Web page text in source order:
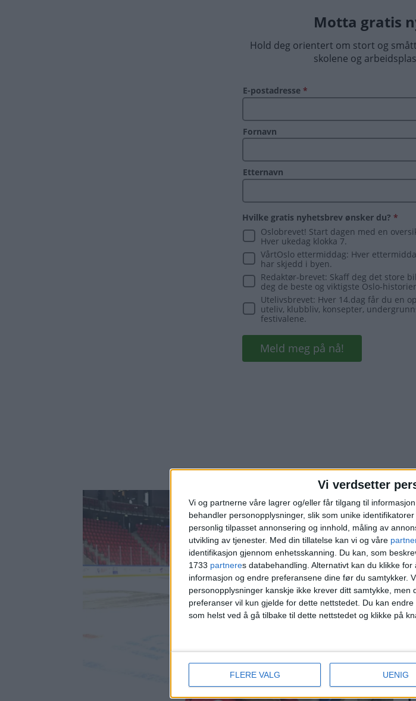
Vi verdsetter
Vi og partnerne våre lagrer og/eller får tilgang til
behandler personopplysninger, slik som unike
personlig tilpasset annonsering og innhold, måling av
utvikling av tjenester. Med din tillatelse kan vi og våre
identifikasjon gjennom enhetsskanning. Du kan, som
1733 partneres databehandling. Alternativt kan du klikke
informasjon og endre preferansene dine før du samtykker.
personopplysninger kanskje ikke krever ditt samtykke,
preferanser vil kun gjelde for dette nettstedet. Du kan
som helst ved å gå tilbake til dette nettstedet og klikke på
FLERE VALG UENIG